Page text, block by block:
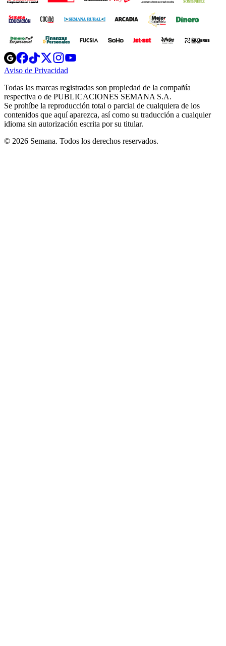
Opens
in
new
Opens
in
new
Opens
in
new
window
Opens
new
windowwindow
Aviso de Privacidad
new
window
Todas las marcas registradas son propiedad de la compañía
respectiva o de PUBLICACIONES SEMANA S.A.
Se prohíbe la reproducción total o parcial de cualquiera de los
contenidos que aquí aparezca, así como su traducción a cualquier
idioma sin autorización escrita por su titular.
© 2026 Semana. Todos los derechos reservados.